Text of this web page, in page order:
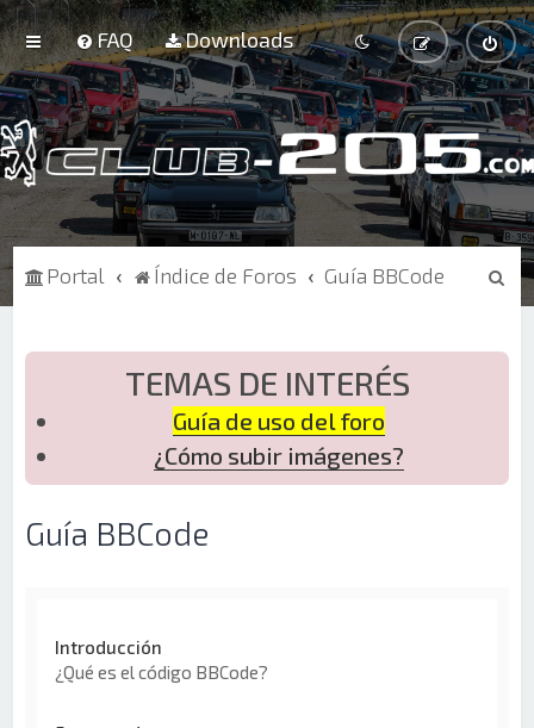
FAQ Downloads
Portal Índice de Foros Guía BBCode
B
TEMAS DE INTERÉS
Guía de uso del foro
¿Cómo subir imágenes?
Guía BBCode
Introducción
¿Qué es el código BBCode?